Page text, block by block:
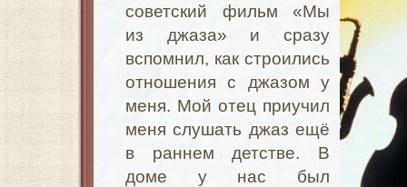
советский фильм «Мы
из джаза» и сразу
вспомнил, как строились
отношения с джазом у
меня. Мой отец приучил
меня слушать джаз ещё
в раннем детстве. В
доме у нас был